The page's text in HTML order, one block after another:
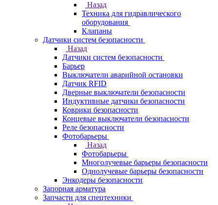
Назад
Техника для гидравлического
оборудования
Клапаны
Датчики систем безопасности
Назад
Датчики систем безопасности
Барьер
Выключатели аварийной остановки
Датчик RFID
Дверные выключатели безопасности
Индуктивные датчики безопасности
Коврики безопасности
Концевые выключатели безопасности
Реле безопасности
Фотобарьеры
Назад
Фотобарьеры
Многолучевые барьеры безопасности
Однолучевые барьеры безопасности
Энкодеры безопасности
Запорная арматура
Запчасти для спецтехники